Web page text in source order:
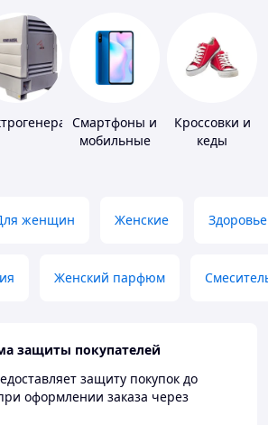
Смартфоны и
мобильные
Кроссовки и
кеды
женщин Женские Здоровье
Женский парфюм
защиты покупателей
защиту покупок до
оформлении заказа через